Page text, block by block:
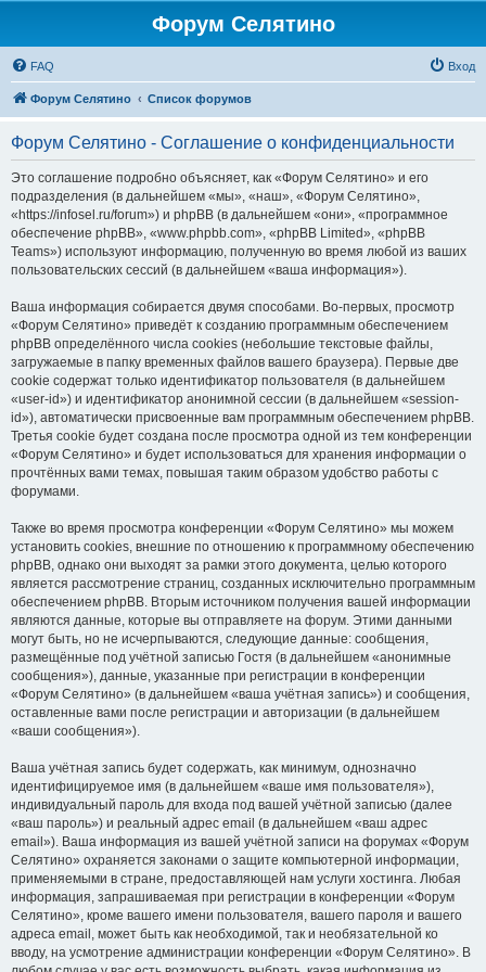
Форум Селятино
FAQ Вход
Форум Селятино Список форумов
Форум Селятино - Соглашение о конфиденциальности
Это соглашение подробно объясняет, как «Форум Селятино» и его
подразделения (в дальнейшем «мы», «наш», «Форум Селятино»,
«https://infosel.ru/forum») и phpBB (в дальнейшем «они», «программное
обеспечение phpBB», «www.phpbb.com», «phpBB Limited», «phpBB
Teams») используют информацию, полученную во время любой из ваших
пользовательских сессий (в дальнейшем «ваша информация»).
Ваша информация собирается двумя способами. Во-первых, просмотр
«Форум Селятино» приведёт к созданию программным обеспечением
phpBB определённого числа cookies (небольшие текстовые файлы,
загружаемые в папку временных файлов вашего браузера). Первые две
cookie содержат только идентификатор пользователя (в дальнейшем
«user-id») и идентификатор анонимной сессии (в дальнейшем «session-
id»), автоматически присвоенные вам программным обеспечением phpBB.
Третья cookie будет создана после просмотра одной из тем конференции
«Форум Селятино» и будет использоваться для хранения информации о
прочтённых вами темах, повышая таким образом удобство работы с
форумами.
Также во время просмотра конференции «Форум Селятино» мы можем
установить cookies, внешние по отношению к программному обеспечению
phpBB, однако они выходят за рамки этого документа, целью которого
является рассмотрение страниц, созданных исключительно программным
обеспечением phpBB. Вторым источником получения вашей информации
являются данные, которые вы отправляете на форум. Этими данными
могут быть, но не исчерпываются, следующие данные: сообщения,
размещённые под учётной записью Гостя (в дальнейшем «анонимные
сообщения»), данные, указанные при регистрации в конференции
«Форум Селятино» (в дальнейшем «ваша учётная запись») и сообщения,
оставленные вами после регистрации и авторизации (в дальнейшем
«ваши сообщения»).
Ваша учётная запись будет содержать, как минимум, однозначно
идентифицируемое имя (в дальнейшем «ваше имя пользователя»),
индивидуальный пароль для входа под вашей учётной записью (далее
«ваш пароль») и реальный адрес email (в дальнейшем «ваш адрес
email»). Ваша информация из вашей учётной записи на форумах «Форум
Селятино» охраняется законами о защите компьютерной информации,
применяемыми в стране, предоставляющей нам услуги хостинга. Любая
информация, запрашиваемая при регистрации в конференции «Форум
Селятино», кроме вашего имени пользователя, вашего пароля и вашего
адреса email, может быть как необходимой, так и необязательной ко
вводу, на усмотрение администрации конференции «Форум Селятино». В